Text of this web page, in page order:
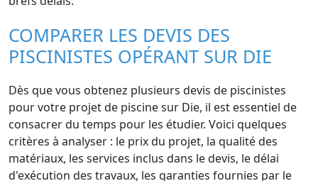
COMPARER LES DEVIS DES
PISCINISTES OPÉRANT SUR DIE
Dès que vous obtenez plusieurs devis de piscinistes
pour votre projet de piscine sur Die, il est essentiel de
consacrer du temps pour les étudier. Voici quelques
critères à analyser : le prix du projet, la qualité des
matériaux, les services inclus dans le devis, le délai
d'exécution des travaux, les garanties fournies par le